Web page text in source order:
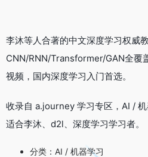
李沐等人合著的中文深度学习权威
CNN/RNN/Transformer/GAN全覆
视频，国内深度学习入门首选。
收录自 a.journey 学习专区，AI /
适合李沐、d2l、深度学习学习者。
分类：AI / 机器学习